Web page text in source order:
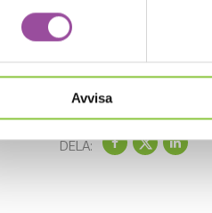
Avvisa
För att kunna ge rätt
förmågor först. Cura
Behöver ni hjälp eller
DELA: